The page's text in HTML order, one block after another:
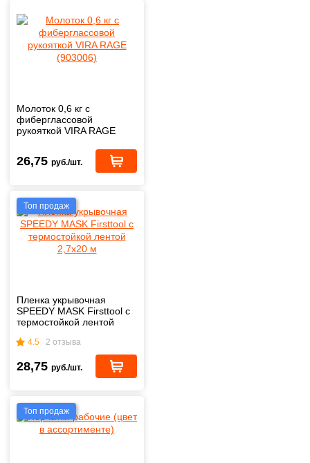
Молоток 0,6 кг с
фиберглассовой
рукояткой VIRA RAGE
26,75 руб./шт.
Топ продаж
Пленка укрывочная
SPEEDY MASK Firsttool с
термостойкой лентой
4.5 2 отзыва
28,75 руб./шт.
Топ продаж